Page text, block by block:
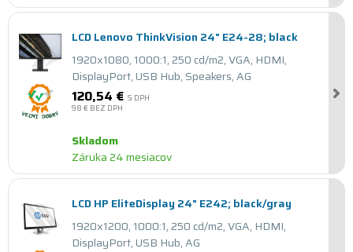
LCD Lenovo ThinkVision 24" E24-28; black
1920x1080, 1000:1, 250 cd/m2, VGA, HDMI,
DisplayPort, USB Hub, Speakers, AG
120,54 € S DPH
98 € BEZ DPH
Skladom
Záruka 24 mesiacov
LCD HP EliteDisplay 24" E242; black/gray
1920x1200, 1000:1, 250 cd/m2, VGA, HDMI,
DisplayPort, USB Hub, AG